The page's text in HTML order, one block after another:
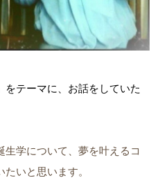
をテーマに、お話をしていた
学について、夢を叶えるコ
いと思います。